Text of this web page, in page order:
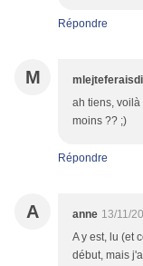
Répondre
M
ah tiens, voilà
moins ?? ;)
Répondre
A anne 13/11/
A y est, lu (et
début, mais